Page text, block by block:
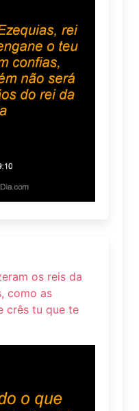
os reis da
como as
crês tu que te